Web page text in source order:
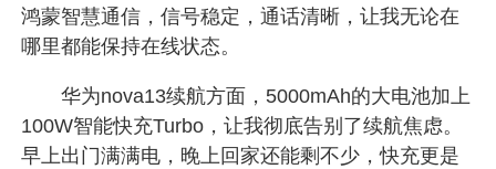
鸿蒙智慧通信，信号稳定，通话清晰，让我无论在
哪里都能保持在线状态。
华为nova13续航方面，5000mAh的大电池加上
100W智能快充Turbo，让我彻底告别了续航焦虑。
早上出门满满电，晚上回家还能剩不少，快充更是